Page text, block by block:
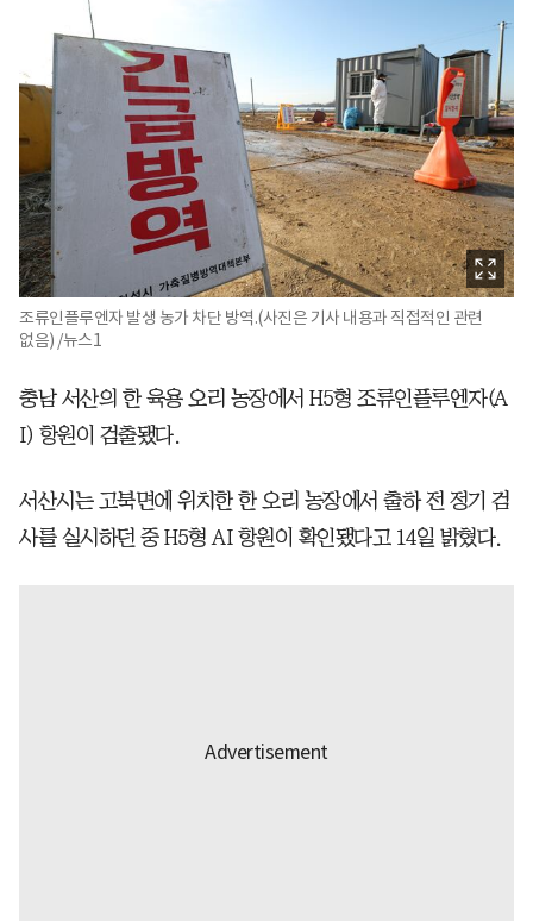
조류인플루엔자 발생 농가 차단 방역.(사진은 기사 내용과 직접적인 관련
없음) /뉴스1
충남 서산의 한 육용 오리 농장에서 H5형 조류인플루엔자(A
I) 항원이 검출됐다.
서산시는 고북면에 위치한 한 오리 농장에서 출하 전 정기 검
사를 실시하던 중 H5형 AI 항원이 확인됐다고 14일 밝혔다.